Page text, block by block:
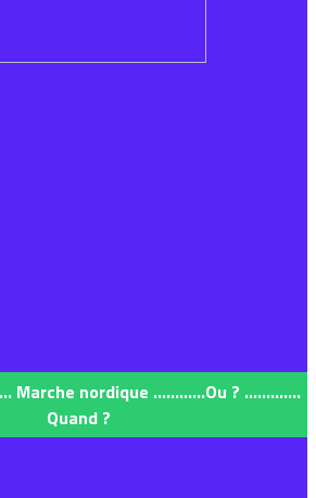
Marche nordique ............Ou ? .............
Quand ?